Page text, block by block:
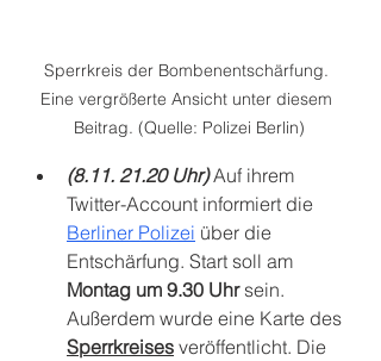
Sperrkreis der Bombenentschärfung.
Eine vergrößerte Ansicht unter diesem
Beitrag. (Quelle: Polizei Berlin)
(8.11. 21.20 Uhr) Auf ihrem
Twitter-Account informiert die
Berliner Polizei über die
Entschärfung. Start soll am
Montag um 9.30 Uhr sein.
Außerdem wurde eine Karte des
Sperrkreises veröffentlicht. Die